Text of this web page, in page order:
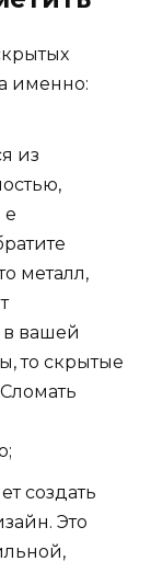
именно:
из
е
металл,
вашей
то скрытые
создать
Это